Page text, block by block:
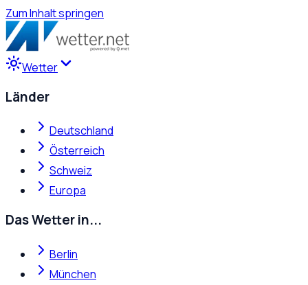
Zum Inhalt springen
Wetter
Länder
Deutschland
Österreich
Schweiz
Europa
Das Wetter in...
Berlin
München